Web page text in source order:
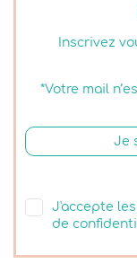
Inscrivez
*Votre mail
J'accepte
de